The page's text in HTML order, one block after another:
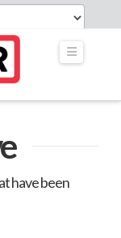
have been